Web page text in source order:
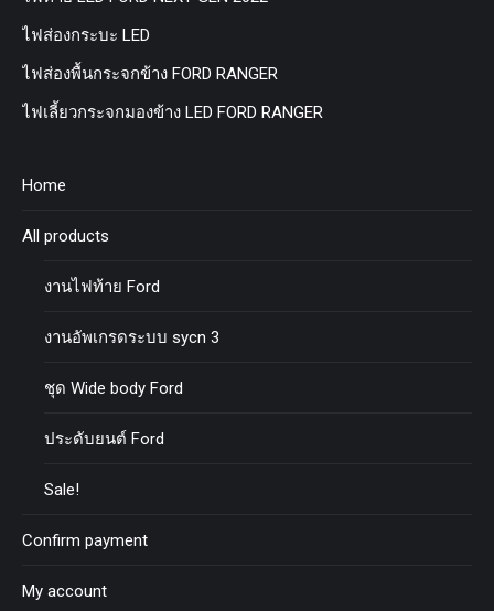
ไฟส่องกระบะ LED
ไฟส่องพื้นกระจกข้าง FORD RANGER
ไฟเลี้ยวกระจกมองข้าง LED FORD RANGER
Home
All products
งานไฟท้าย Ford
งานอัพเกรดระบบ sycn 3
ชุด Wide body Ford
ประดับยนต์ Ford
Sale!
Confirm payment
My account